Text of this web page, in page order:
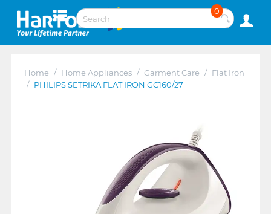
0
Home / Home Appliances / Garment Care / Flat Iron
/ PHILIPS SETRIKA FLAT IRON GC160/27